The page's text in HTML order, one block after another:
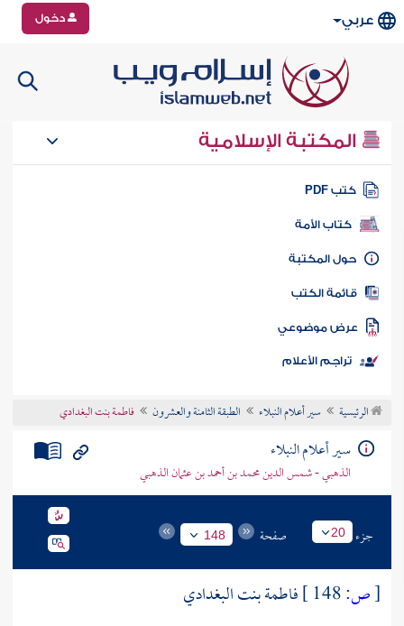
عربي دخول
المكتبة الإسلامية
كتب PDF
كتاب الأمة
المكتبة
الكتب
موضوعي
تراجم الأعلام
الرئيسية سير أعلام النبلاء الطبقة الثامنة والعشرون فاطمة بنت البغدادي
سير أعلام النبلاء
الذهبي - شمس الدين محمد بن أحمد بن عثمان الذهبي
جزء 20 صفحة 148
[ص:
فاطمة بنت البغدادي